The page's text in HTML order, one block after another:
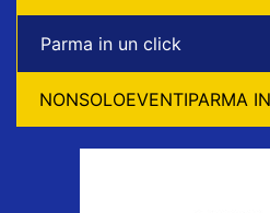
Parma in un click
NONSOLOEVENTIPARMA